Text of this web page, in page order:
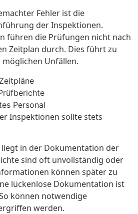
Fehler ist die
der Inspektionen.
führen die Prüfungen nicht nach
Zeitplan durch. Dies führt zu
Unfällen.
Personal
Inspektionen sollte stets
in der Dokumentation der
sind oft unvollständig oder
können später zu
lückenlose Dokumentation ist
können notwendige
werden.